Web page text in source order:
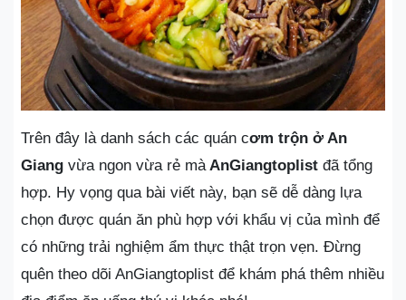
Trên đây là danh sách các quán cơm trộn ở An
Giang vừa ngon vừa rẻ mà AnGiangtoplist đã tổng
hợp. Hy vọng qua bài viết này, bạn sẽ dễ dàng lựa
chọn được quán ăn phù hợp với khẩu vị của mình để
có những trải nghiệm ẩm thực thật trọn vẹn. Đừng
quên theo dõi AnGiangtoplist để khám phá thêm nhiều